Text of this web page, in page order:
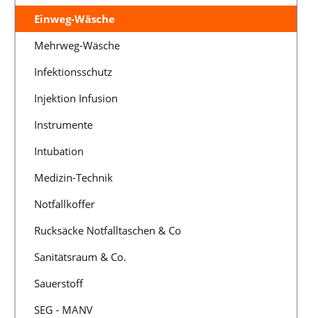
Einweg-Wäsche
Mehrweg-Wäsche
Infektionsschutz
Injektion Infusion
Instrumente
Intubation
Medizin-Technik
Notfallkoffer
Rucksäcke Notfalltaschen & Co
Sanitätsraum & Co.
Sauerstoff
SEG - MANV